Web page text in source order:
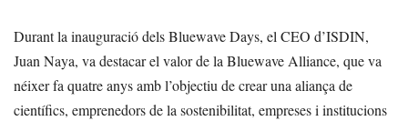
Durant la inauguració dels Bluewave Days, el CEO d’ISDIN,
Juan Naya, va destacar el valor de la Bluewave Alliance, que va
néixer fa quatre anys amb l’objectiu de crear una aliança de
científics, emprenedors de la sostenibilitat, empreses i institucions